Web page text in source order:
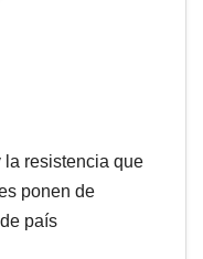
la resistencia que
ponen de
país